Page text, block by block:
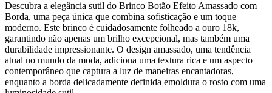
Descubra a elegância sutil do Brinco Botão Efeito Amassado com
Borda, uma peça única que combina sofisticação e um toque
moderno. Este brinco é cuidadosamente folheado a ouro 18k,
garantindo não apenas um brilho excepcional, mas também uma
durabilidade impressionante. O design amassado, uma tendência
atual no mundo da moda, adiciona uma textura rica e um aspecto
contemporâneo que captura a luz de maneiras encantadoras,
enquanto a borda delicadamente definida emoldura o rosto com uma